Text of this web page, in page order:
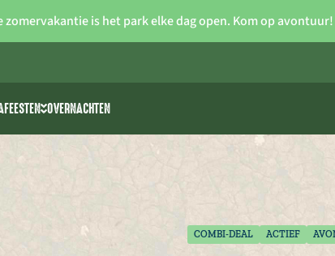
zomervakantie is het park elke dag open. Kom op avontuur!
FEESTEN
Vrijgezellenfeesten
OVERNACHTEN
COMBI-DEAL ACTIEF